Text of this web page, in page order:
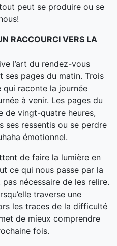
peut se produire ou se
RACCOURCI VERS LA
l’art du rendez-vous
ses pages du matin. Trois
qui raconte la journée
à venir. Les pages du
de vingt-quatre heures,
ses ressentis ou se perdre
émotionnel.
de faire la lumière en
ce qui nous passe par la
pas nécessaire de les relire.
traverse une
les traces de la difficulté
de mieux comprendre
fois.